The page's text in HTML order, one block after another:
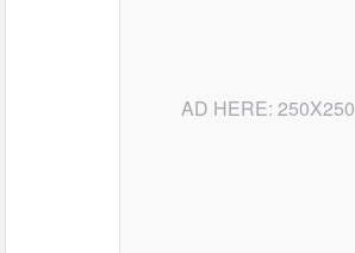
AD HERE: 250X250